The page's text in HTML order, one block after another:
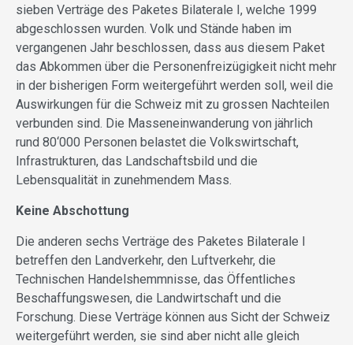
sieben Verträge des Paketes Bilaterale I, welche 1999
abgeschlossen wurden. Volk und Stände haben im
vergangenen Jahr beschlossen, dass aus diesem Paket
das Abkommen über die Personenfreizügigkeit nicht mehr
in der bisherigen Form weitergeführt werden soll, weil die
Auswirkungen für die Schweiz mit zu grossen Nachteilen
verbunden sind. Die Masseneinwanderung von jährlich
rund 80‘000 Personen belastet die Volkswirtschaft,
Infrastrukturen, das Landschaftsbild und die
Lebensqualität in zunehmendem Mass.
Keine Abschottung
Die anderen sechs Verträge des Paketes Bilaterale I
betreffen den Landverkehr, den Luftverkehr, die
Technischen Handelshemmnisse, das Öffentliches
Beschaffungswesen, die Landwirtschaft und die
Forschung. Diese Verträge können aus Sicht der Schweiz
weitergeführt werden, sie sind aber nicht alle gleich